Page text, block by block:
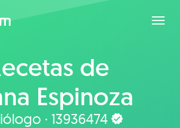
de
Espinoza
· 13936474